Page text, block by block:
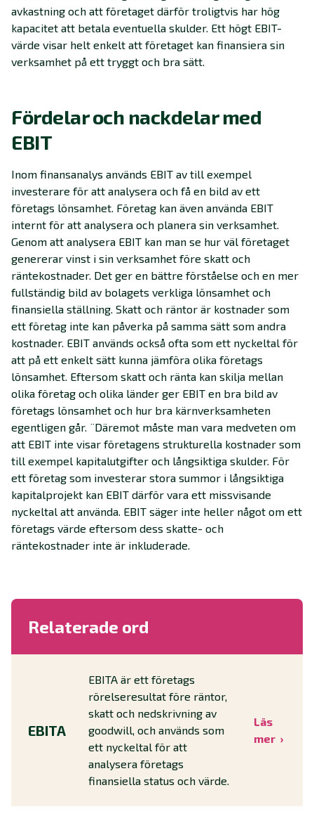
avkastning och att företaget därför troligtvis har hög
kapacitet att betala eventuella skulder. Ett högt EBIT-
värde visar helt enkelt att företaget kan finansiera sin
verksamhet på ett tryggt och bra sätt.
Fördelar och nackdelar med
EBIT
Inom finansanalys används EBIT av till exempel
investerare för att analysera och få en bild av ett
företags lönsamhet. Företag kan även använda EBIT
internt för att analysera och planera sin verksamhet.
Genom att analysera EBIT kan man se hur väl företaget
genererar vinst i sin verksamhet före skatt och
räntekostnader. Det ger en bättre förståelse och en mer
fullständig bild av bolagets verkliga lönsamhet och
finansiella ställning. Skatt och räntor är kostnader som
ett företag inte kan påverka på samma sätt som andra
kostnader. EBIT används också ofta som ett nyckeltal för
att på ett enkelt sätt kunna jämföra olika företags
lönsamhet. Eftersom skatt och ränta kan skilja mellan
olika företag och olika länder ger EBIT en bra bild av
företags lönsamhet och hur bra kärnverksamheten
egentligen går. ¨Däremot måste man vara medveten om
att EBIT inte visar företagens strukturella kostnader som
till exempel kapitalutgifter och långsiktiga skulder. För
ett företag som investerar stora summor i långsiktiga
kapitalprojekt kan EBIT därför vara ett missvisande
nyckeltal att använda. EBIT säger inte heller något om ett
företags värde eftersom dess skatte- och
räntekostnader inte är inkluderade.
Relaterade ord
EBITA
EBITA är ett företags
rörelseresultat före räntor,
skatt och nedskrivning av
goodwill, och används som
ett nyckeltal för att
analysera företags
finansiella status och värde.
Läs
mer